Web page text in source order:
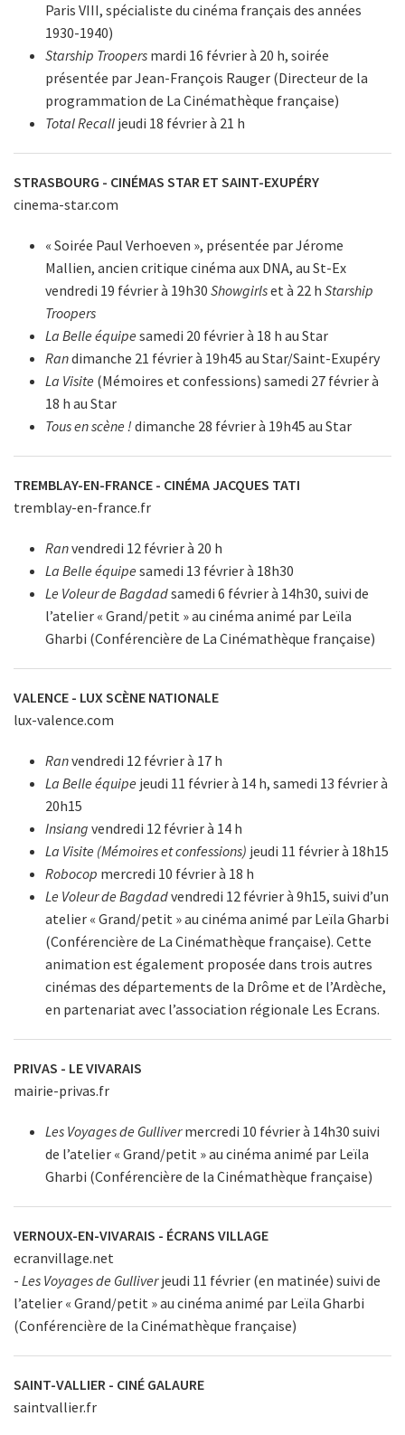
Paris VIII, spécialiste du cinéma français des années
1930-1940)
Starship Troopersmardi 16 février à 20 h, soirée
présentée par Jean-François Rauger (Directeur de la
programmation de La Cinémathèque française)
Total Recalljeudi 18 février à 21 h
STRASBOURG - CINÉMAS STAR ET SAINT-EXUPÉRY
cinema-star.com
« Soirée Paul Verhoeven », présentée par Jérome
Mallien, ancien critique cinéma aux DNA, au St-Ex
vendredi 19 février à 19h30 Showgirlset à 22 h Starship
Troopers
La Belle équipe samedi 20 février à 18 h au Star
Randimanche 21 février à 19h45 au Star/Saint-Exupéry
La Visite (Mémoires et confessions) samedi 27 février à
18 h au Star
Tous en scène ! dimanche 28 février à 19h45 au Star
TREMBLAY-EN-FRANCE - CINÉMA JACQUES TATI
tremblay-en-france.fr
Ranvendredi 12 février à 20 h
La Belle équipe samedi 13 février à 18h30
Le Voleur de Bagdadsamedi 6 février à 14h30, suivi de
l’atelier « Grand/petit » au cinéma animé par Leïla
Gharbi (Conférencière de La Cinémathèque française)
VALENCE - LUX SCÈNE NATIONALE
lux-valence.com
Ranvendredi 12 février à 17 h
La Belle équipe jeudi 11 février à 14 h, samedi 13 février à
20h15
Insiang vendredi 12 février à 14 h
La Visite (Mémoires et confessions) jeudi 11 février à 18h15
Robocop mercredi 10 février à 18 h
Le Voleur de Bagdadvendredi 12 février à 9h15, suivi d’un
atelier « Grand/petit » au cinéma animé par Leïla Gharbi
(Conférencière de La Cinémathèque française). Cette
animation est également proposée dans trois autres
cinémas des départements de la Drôme et de l’Ardèche,
en partenariat avec l’association régionale Les Ecrans.
PRIVAS - LE VIVARAIS
mairie-privas.fr
Les Voyages de Gullivermercredi 10 février à 14h30 suivi
de l’atelier « Grand/petit » au cinéma animé par Leïla
Gharbi (Conférencière de la Cinémathèque française)
VERNOUX-EN-VIVARAIS - ÉCRANS VILLAGE
ecranvillage.net
- Les Voyages de Gulliverjeudi 11 février (en matinée) suivi de
l’atelier « Grand/petit » au cinéma animé par Leïla Gharbi
(Conférencière de la Cinémathèque française)
SAINT-VALLIER - CINÉ GALAURE
saintvallier.fr